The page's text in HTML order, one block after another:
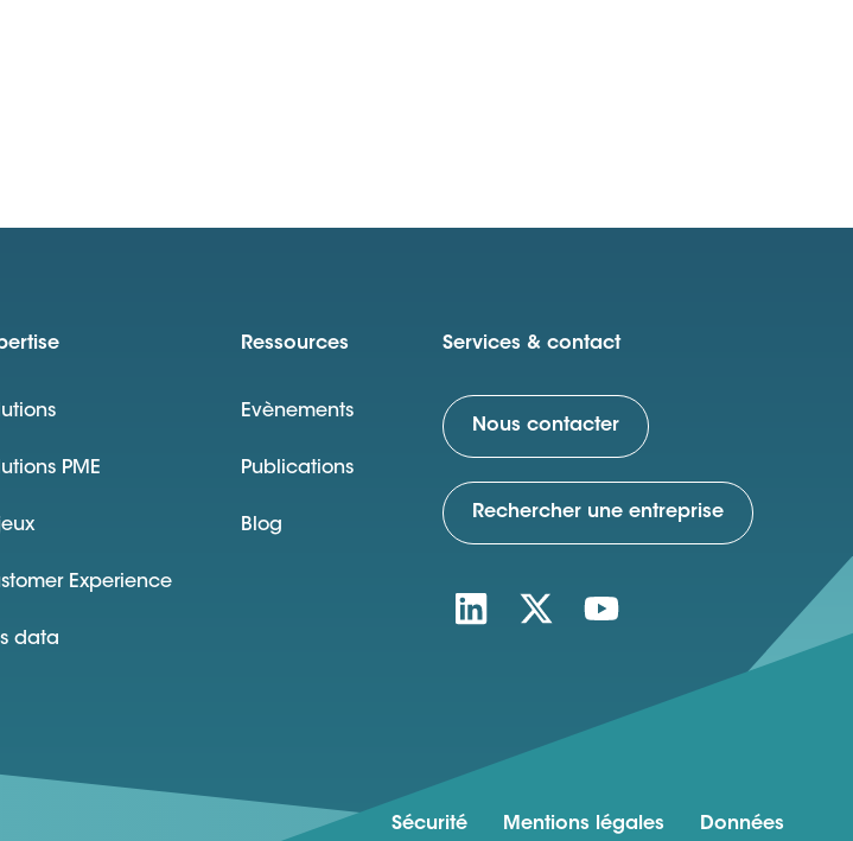
PME
Experience
data
Ressources
Evènements
Publications
Blog
Services & contact
Nous contacter
Rechercher une entreprise
Sécurité Mentions légales Données